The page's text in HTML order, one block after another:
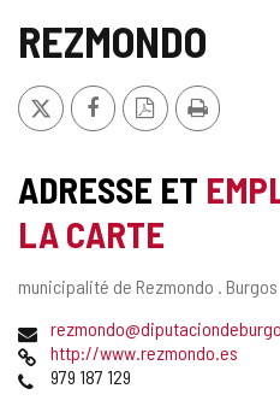
Castilla
León
REZMONDO
X FacebookVersion
PDF
Imprimer
ADRESSE ET
LA CARTE
Adresse
municipalité de Rezmondo . Burgos
Adresse
de
courrier
Page
Web
http://www.rezmondo.es
Téléphones
979 187 129